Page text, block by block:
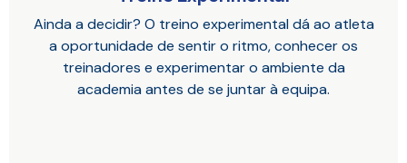
Ainda a decidir? O treino experimental dá ao atleta
a oportunidade de sentir o ritmo, conhecer os
treinadores e experimentar o ambiente da
academia antes de se juntar à equipa.